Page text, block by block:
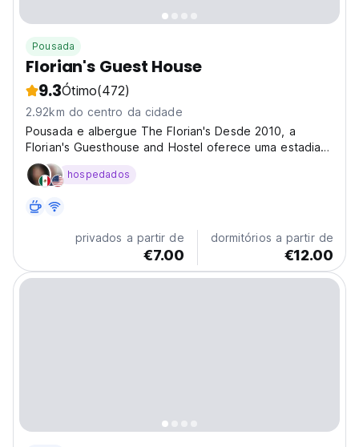
Pousada
Florian's Guest House
9.3Ótimo(472)
2.92km do centro da cidade
Pousada e albergue The Florian's Desde 2010, a
Florian's Guesthouse and Hostel oferece uma estadia
única em estilo caseiro no norte da Albânia. Como a
primeira pousada no norte da Albânia, este é um lugar
hospedados
privados a partir de
€7.00
dormitórios a partir de
€12.00